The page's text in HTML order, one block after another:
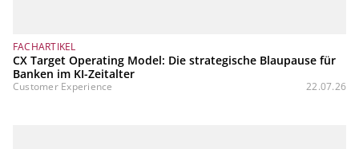
FACHARTIKEL
CX Target Operating Model: Die strategische Blaupause für
Banken im KI-Zeitalter
Customer Experience 22.07.26